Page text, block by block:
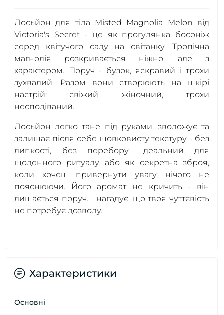
Лосьйон для тіла Misted Magnolia Melon від
Victoria's Secret - це як прогулянка босоніж
серед квітучого саду на світанку. Тропічна
магнолія розкривається ніжно, але з
характером. Поруч - бузок, яскравий і трохи
зухвалий. Разом вони створюють на шкірі
настрій: свіжий, жіночний, трохи
несподіваний.
Лосьйон легко тане під руками, зволожує та
залишає після себе шовковисту текстуру - без
липкості, без перебору. Ідеальний для
щоденного ритуалу або як секретна зброя,
коли хочеш привернути увагу, нічого не
пояснюючи. Його аромат не кричить - він
лишається поруч. І нагадує, що твоя чуттєвість
не потребує дозволу.
Характеристики
Основні